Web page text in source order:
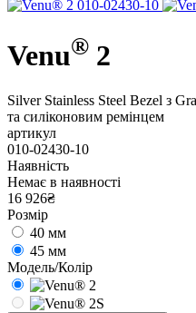
Venu® 2
Silver Stainless Steel Bezel з
та силіконовим ремінцем
артикул
010-02430-10
Наявність
Немає в наявності
16 926₴
Розмір
40 мм
45 мм
Модель/Колір